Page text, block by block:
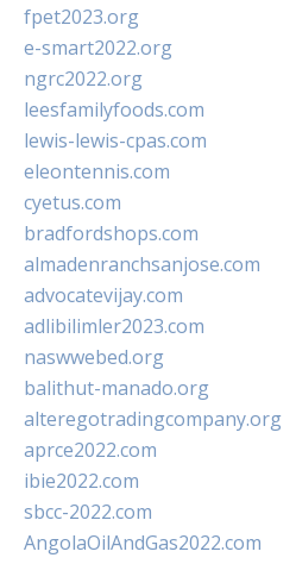
fpet2023.org
e-smart2022.org
ngrc2022.org
leesfamilyfoods.com
lewis-lewis-cpas.com
eleontennis.com
cyetus.com
bradfordshops.com
almadenranchsanjose.com
advocatevijay.com
adlibilimler2023.com
naswwebed.org
balithut-manado.org
alteregotradingcompany.org
aprce2022.com
ibie2022.com
sbcc-2022.com
AngolaOilAndGas2022.com